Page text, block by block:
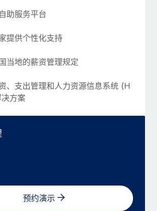
助服务平台
提供个性化支持
当地的薪资管理规定
、支出管理和人力资源信息系统 (H
方案
预约演示